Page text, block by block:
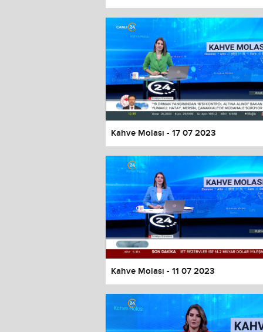
Window
Color
Transparency
Font Size
Text Edge Style
Font Family
Resetrestore all settings to the default
Close Modal Dialog
End of dialog window.
Kahve Molası - 17 07 2023
Kahve Molası - 11 07 2023